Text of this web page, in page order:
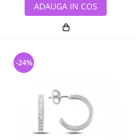
ADAUGA IN COS
-24%